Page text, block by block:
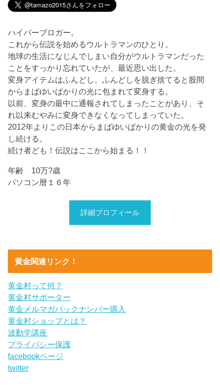
ハイパーブロガー。
これから伝説を始めるウルトラマンのひとり。
地球の生活になじんでしまい自分がウルトラマンだった
ことをすっかり忘れていたが、最近思い出した。
変身アイテムはふんどし。ふんどしを脱ぎ捨てると股間
からまばゆいばかりの光に包まれて変身する。
以前、変身の最中に通報されてしまったことがあり、そ
れ以来むやみに変身できなくなってしまっていた。
2012年よりこの日本からまばゆいばかりの黄金の光を発
し続ける。
続け者ども！伝説はここから始まる！！
年齢 10万?歳
パソコン暦１６年
詳細プロフィール
黄金関連リンク！
黄金村って何？
黄金村サポーター
黄金メルマガバックナンバー購入
黄金村ショップとは？
波動学講座
プライバシー保護
facebookページ
twitter